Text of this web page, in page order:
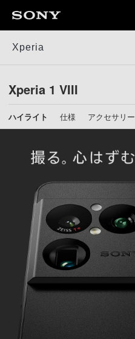
Xperia
Xperia 1 VIII
ハイライト 仕様 アクセサリー